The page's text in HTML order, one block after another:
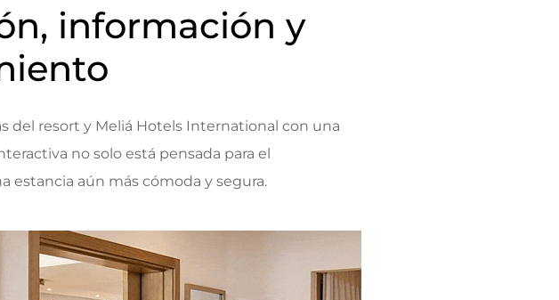
información y
del resort y Meliá Hotels International con una
no solo está pensada para el
aún más cómoda y segura.